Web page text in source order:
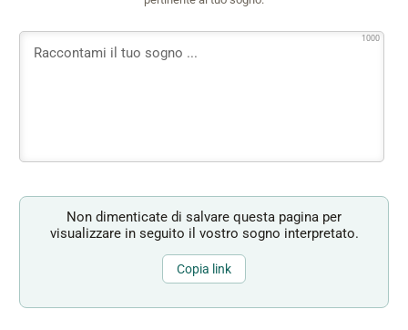
1000
Non dimenticate di salvare questa pagina per
visualizzare in seguito il vostro sogno interpretato.
Copia link